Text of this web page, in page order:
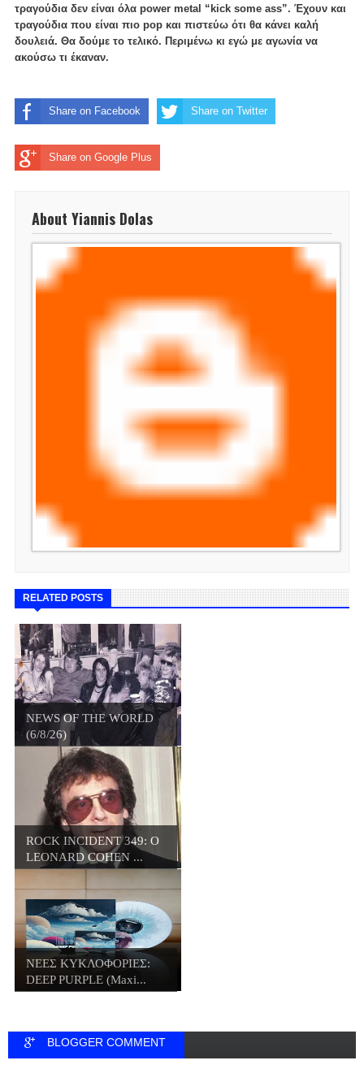
τραγούδια δεν είναι όλα power metal “kick some ass”. Έχουν και
τραγούδια που είναι πιο pop και πιστεύω ότι θα κάνει καλή
δουλειά. Θα δούμε το τελικό. Περιμένω κι εγώ με αγωνία να
ακούσω τι έκαναν.
Share on Facebook Share on Twitter
Share on Google Plus
About Yiannis Dolas
RELATED POSTS
NEWS OF THE WORLD
(6/8/26)
ROCK INCIDENT 349: O
LEONARD COHEN ...
ΝΕΕΣ ΚΥΚΛΟΦΟΡΙΕΣ:
DEEP PURPLE (Maxi...
BLOGGER COMMENT